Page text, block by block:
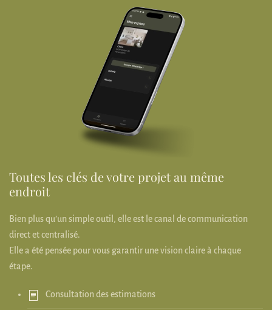
Toutes les clés de votre projet au même
endroit
Bien plus qu’un simple outil, elle est le canal de communication
direct et centralisé.
Elle a été pensée pour vous garantir une vision claire à chaque
étape.
Consultation des estimations